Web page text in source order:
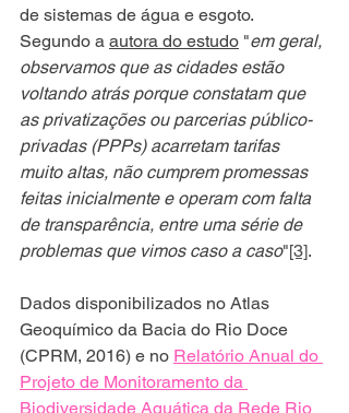
de sistemas de água e esgoto.
Segundo a autora do estudo "em geral,
observamos que as cidades estão
voltando atrás porque constatam que
as privatizações ou parcerias público-
privadas (PPPs) acarretam tarifas
muito altas, não cumprem promessas
feitas inicialmente e operam com falta
de transparência, entre uma série de
problemas que vimos caso a caso"[3].
Dados disponibilizados no Atlas
Geoquímico da Bacia do Rio Doce
(CPRM, 2016) e no Relatório Anual do
Projeto de Monitoramento da
Biodiversidade Aquática da Rede Rio